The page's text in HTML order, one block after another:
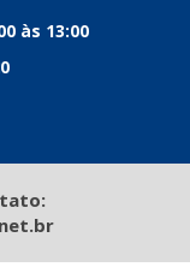
às 13:00